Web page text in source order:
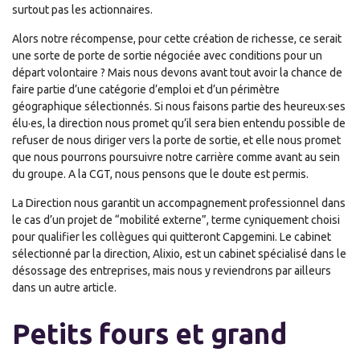
surtout pas les actionnaires.
Alors notre récompense, pour cette création de richesse, ce serait
une sorte de porte de sortie négociée avec conditions pour un
départ volontaire ? Mais nous devons avant tout avoir la chance de
faire partie d’une catégorie d’emploi et d’un périmètre
géographique sélectionnés. Si nous faisons partie des heureux·ses
élu·es, la direction nous promet qu’il sera bien entendu possible de
refuser de nous diriger vers la porte de sortie, et elle nous promet
que nous pourrons poursuivre notre carrière comme avant au sein
du groupe. A la CGT, nous pensons que le doute est permis.
La Direction nous garantit un accompagnement professionnel dans
le cas d’un projet de “mobilité externe”, terme cyniquement choisi
pour qualifier les collègues qui quitteront Capgemini. Le cabinet
sélectionné par la direction, Alixio, est un cabinet spécialisé dans le
désossage des entreprises, mais nous y reviendrons par ailleurs
dans un autre article.
Petits fours et grand